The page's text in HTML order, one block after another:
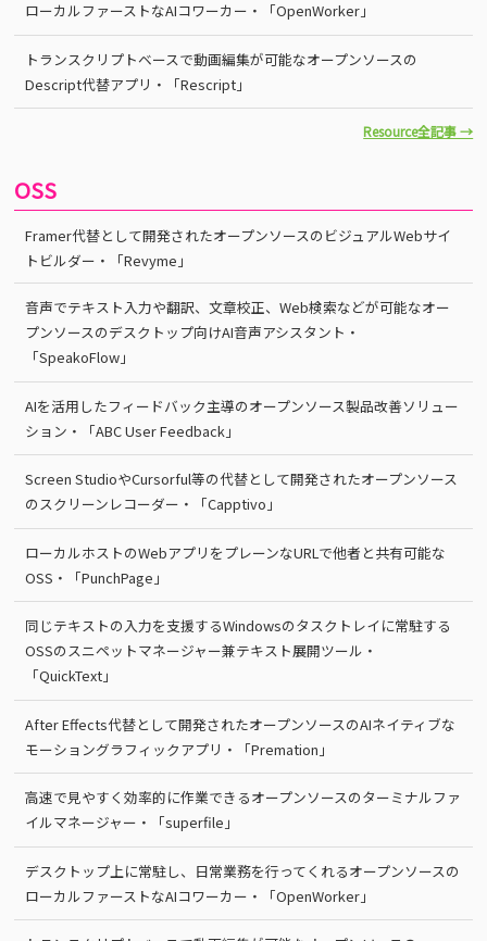
ローカルファーストなAIコワーカー・「OpenWorker」
トランスクリプトベースで動画編集が可能なオープンソースの
Descript代替アプリ・「Rescript」
Resource全記事 →
OSS
Framer代替として開発されたオープンソースのビジュアルWebサイ
トビルダー・「Revyme」
音声でテキスト入力や翻訳、文章校正、Web検索などが可能なオー
プンソースのデスクトップ向けAI音声アシスタント・
「SpeakoFlow」
AIを活用したフィードバック主導のオープンソース製品改善ソリュー
ション・「ABC User Feedback」
Screen StudioやCursorful等の代替として開発されたオープンソース
のスクリーンレコーダー・「Capptivo」
ローカルホストのWebアプリをプレーンなURLで他者と共有可能な
OSS・「PunchPage」
同じテキストの入力を支援するWindowsのタスクトレイに常駐する
OSSのスニペットマネージャー兼テキスト展開ツール・
「QuickText」
After Effects代替として開発されたオープンソースのAIネイティブな
モーショングラフィックアプリ・「Premation」
高速で見やすく効率的に作業できるオープンソースのターミナルファ
イルマネージャー・「superfile」
デスクトップ上に常駐し、日常業務を行ってくれるオープンソースの
ローカルファーストなAIコワーカー・「OpenWorker」